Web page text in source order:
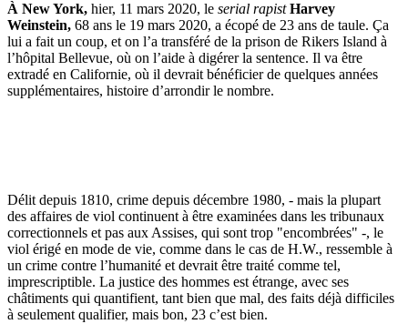
À New York, hier, 11 mars 2020, le serial rapist Harvey
Weinstein, 68 ans le 19 mars 2020, a écopé de 23 ans de taule. Ça
lui a fait un coup, et on l’a transféré de la prison de Rikers Island à
l’hôpital Bellevue, où on l’aide à digérer la sentence. Il va être
extradé en Californie, où il devrait bénéficier de quelques années
supplémentaires, histoire d’arrondir le nombre.
Délit depuis 1810, crime depuis décembre 1980, - mais la plupart
des affaires de viol continuent à être examinées dans les tribunaux
correctionnels et pas aux Assises, qui sont trop "encombrées" -, le
viol érigé en mode de vie, comme dans le cas de H.W., ressemble à
un crime contre l’humanité et devrait être traité comme tel,
imprescriptible. La justice des hommes est étrange, avec ses
châtiments qui quantifient, tant bien que mal, des faits déjà difficiles
à seulement qualifier, mais bon, 23 c’est bien.